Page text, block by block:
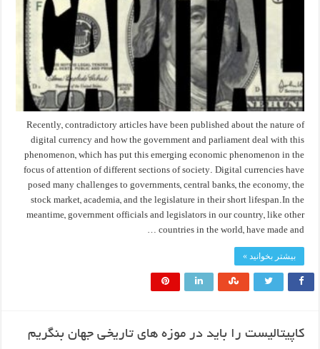
Recently, contradictory articles have been published about the nature of
digital currency and how the government and parliament deal with this
phenomenon, which has put this emerging economic phenomenon in the
focus of attention of different sections of society. Digital currencies have
posed many challenges to governments, central banks, the economy, the
stock market, academia, and the legislature in their short lifespan.In the
meantime, government officials and legislators in our country, like other
countries in the world, have made and …
بیشتر بخوانید »
کاپیتالیست را باید در موزه های تاریخی جهان بنگریم